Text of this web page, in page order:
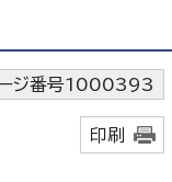
ジ番号1000393
印刷